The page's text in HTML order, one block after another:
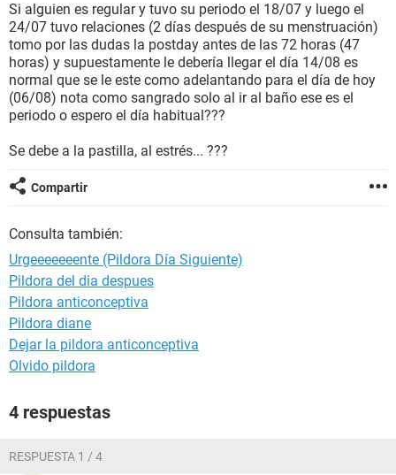
BIENESTAR
SEXUALIDAD
GLOSARIO
Si alguien es regular y tuvo su periodo el 18/07 y luego el
24/07 tuvo relaciones (2 días después de su menstruación)
tomo por las dudas la postday antes de las 72 horas (47
horas) y supuestamente le debería llegar el día 14/08 es
normal que se le este como adelantando para el día de hoy
(06/08) nota como sangrado solo al ir al baño ese es el
periodo o espero el día habitual???
Se debe a la pastilla, al estrés... ???
Compartir
Consulta también:
Urgeeeeeeente (Pildora Día Siguiente)
Pildora del dia despues
Pildora anticonceptiva
Pildora diane
Dejar la pildora anticonceptiva
Olvido pildora
4 respuestas
RESPUESTA 1 / 4